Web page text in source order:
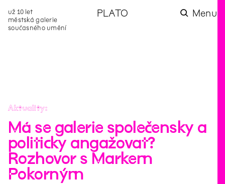
už 10 let
městská galerie
současného umění
PLATO Menu
Aktuality
Má se galerie společensky a
politicky angažovat?
Rozhovor s Markem
Pokorným